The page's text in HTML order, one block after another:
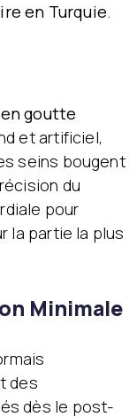
en Turquie.
goutte
et artificiel,
seins bougent
du
pour
la partie la plus
Minimale
des
dès le post-